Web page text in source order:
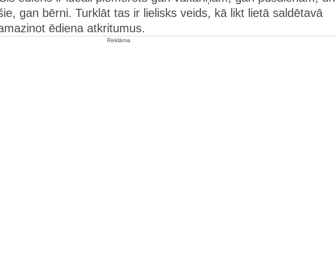
gan bērni. Turklāt tas ir lielisks veids, kā likt lietā saldētavā
ēdiena atkritumus.
Reklāma